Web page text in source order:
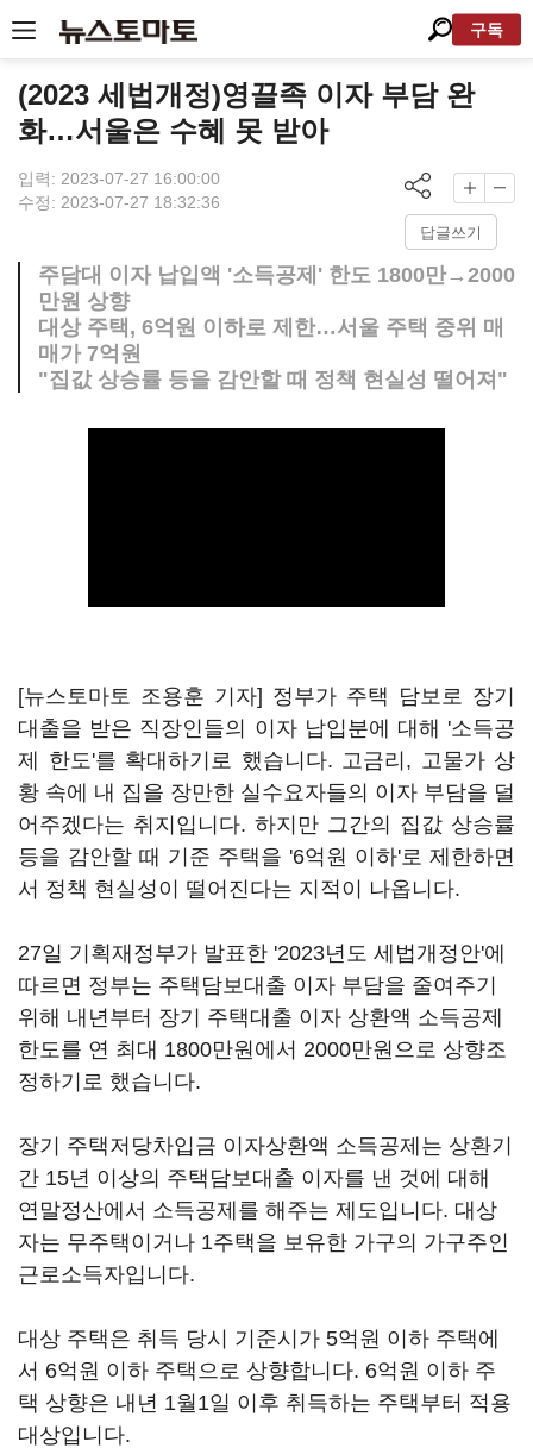
구독
(2023 세법개정)영끌족 이자 부담 완
화…서울은 수혜 못 받아
입력: 2023-07-27 16:00:00
수정: 2023-07-27 18:32:36
답글쓰기
주담대 이자 납입액 '소득공제' 한도 1800만→2000
만원 상향
대상 주택, 6억원 이하로 제한…서울 주택 중위 매
매가 7억원
"집값 상승률 등을 감안할 때 정책 현실성 떨어져"
[뉴스토마토 조용훈 기자] 정부가 주택 담보로 장기
대출을 받은 직장인들의 이자 납입분에 대해 '소득공
제 한도'를 확대하기로 했습니다. 고금리, 고물가 상
황 속에 내 집을 장만한 실수요자들의 이자 부담을 덜
어주겠다는 취지입니다. 하지만 그간의 집값 상승률
등을 감안할 때 기준 주택을 '6억원 이하'로 제한하면
서 정책 현실성이 떨어진다는 지적이 나옵니다.
27일 기획재정부가 발표한 '2023년도 세법개정안'에
따르면 정부는 주택담보대출 이자 부담을 줄여주기
위해 내년부터 장기 주택대출 이자 상환액 소득공제
한도를 연 최대 1800만원에서 2000만원으로 상향조
정하기로 했습니다.
장기 주택저당차입금 이자상환액 소득공제는 상환기
간 15년 이상의 주택담보대출 이자를 낸 것에 대해
연말정산에서 소득공제를 해주는 제도입니다. 대상
자는 무주택이거나 1주택을 보유한 가구의 가구주인
근로소득자입니다.
대상 주택은 취득 당시 기준시가 5억원 이하 주택에
서 6억원 이하 주택으로 상향합니다. 6억원 이하 주
택 상향은 내년 1월1일 이후 취득하는 주택부터 적용
대상입니다.